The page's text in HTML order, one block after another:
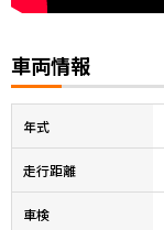
車両情報
年式
走行距離
車検